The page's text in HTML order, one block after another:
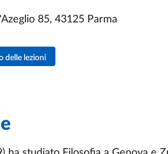
85, 43125 Parma
delle lezioni